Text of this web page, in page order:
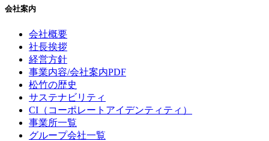
会社案内
会社概要
社長挨拶
経営方針
事業内容/会社案内PDF
松竹の歴史
サステナビリティ
CI（コーポレートアイデンティティ）
事業所一覧
グループ会社一覧